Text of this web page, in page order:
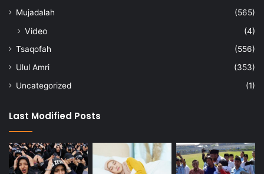
Mujadalah
(565)
Video (4)
Tsaqofah
(556)
Ulul Amri
(353)
Uncategorized
(1)
Last Modified Posts